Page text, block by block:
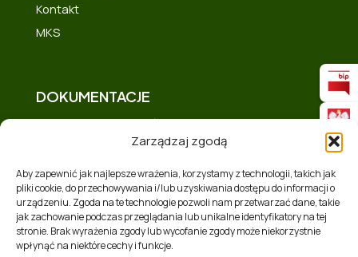
Zarządzaj zgodą
Aby zapewnić jak najlepsze wrażenia, korzystamy z technologii, takich jak
pliki cookie, do przechowywania i/lub uzyskiwania dostępu do informacji o
urządzeniu. Zgoda na te technologie pozwoli nam przetwarzać dane, takie
jak zachowanie podczas przeglądania lub unikalne identyfikatory na tej
stronie. Brak wyrażenia zgody lub wycofanie zgody może niekorzystnie
wpłynąć na niektóre cechy i funkcje.
Kontakt
MKS
DOKUMENTACJE
Deklaracja dostępności
Polityka prywatności
Mapa strony
Polityka plików cookies (EU)
Zakres tematyczny
RSS